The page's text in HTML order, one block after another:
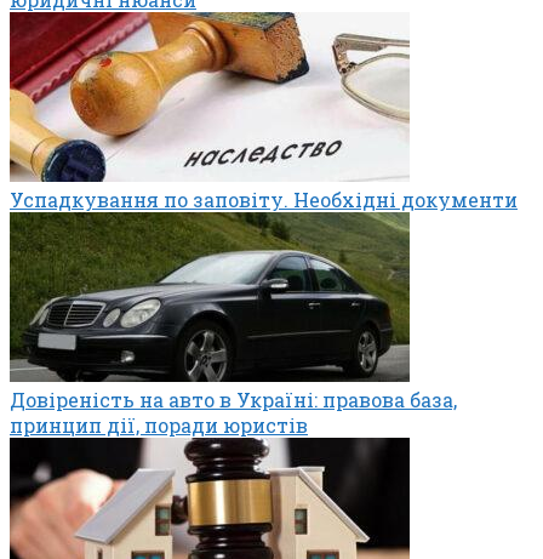
Успадкування по заповіту. Необхідні документи
Довіреність на авто в Україні: правова база,
принцип дії, поради юристів